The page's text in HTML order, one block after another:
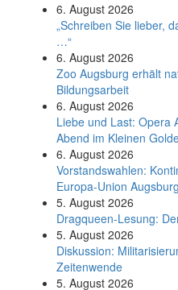
6. August 2026
„Schreiben Sie lieber,
…“
6. August 2026
Zoo Augsburg erhält
Bildungsarbeit
6. August 2026
Liebe und Last: Opera
Abend im Kleinen
6. August 2026
Vorstandswahlen:
Europa-Union Augsburg
5. August 2026
Dragqueen-Lesung:
5. August 2026
Diskussion:
Zeitenwende
5. August 2026